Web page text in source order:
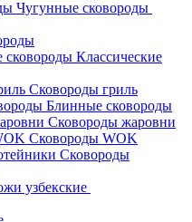
Чугунные сковороды
Классические
Сковороды гриль
Блинные сковороды
Сковороды жаровни
Сковороды WOK
Сковороды
узбекские